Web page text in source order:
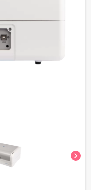
chevron_right